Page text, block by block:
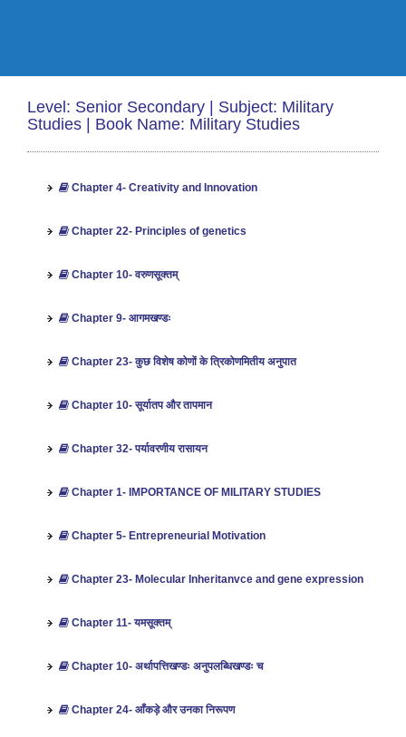
Level: Senior Secondary | Subject: Military
Studies | Book Name: Military Studies
Chapter 4- Creativity and Innovation
Chapter 22- Principles of genetics
Chapter 10- वरुणसूक्तम्
Chapter 9- आगमखण्डः
Chapter 23- कुछ विशेष कोणों के त्रिकोणमितीय अनुपात
Chapter 10- सूर्यातप और तापमान
Chapter 32- पर्यावरणीय रासायन
Chapter 1- IMPORTANCE OF MILITARY STUDIES
Chapter 5- Entrepreneurial Motivation
Chapter 23- Molecular Inheritanvce and gene expression
Chapter 11- यमसूक्तम्
Chapter 10- अर्थापत्तिखण्डः अनुपलब्धिखण्डः च
Chapter 24- आँकड़े और उनका निरूपण